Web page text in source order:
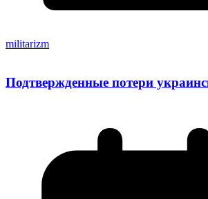
militarizm
Подтвержденные потери